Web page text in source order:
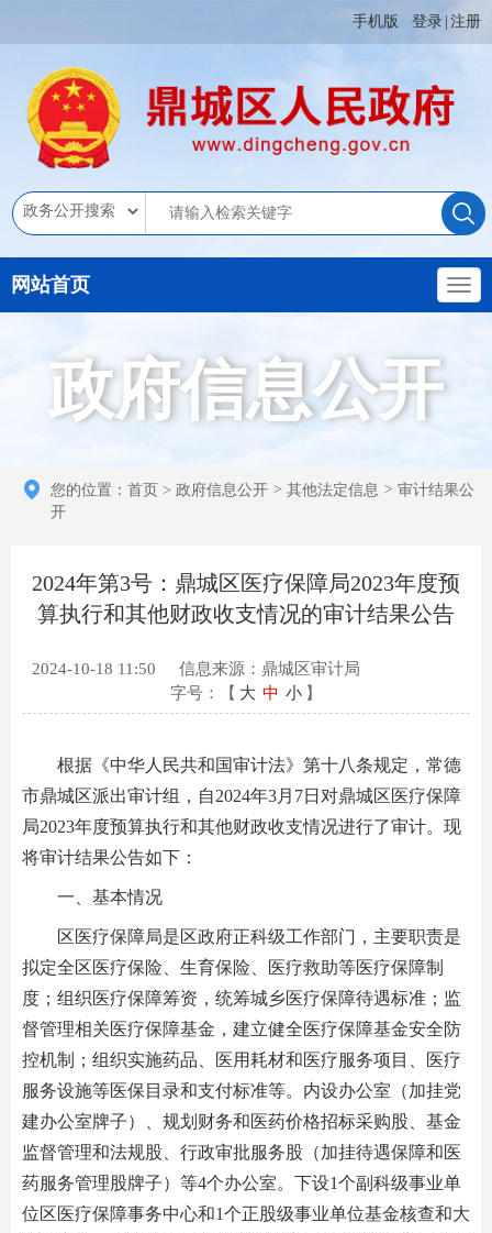
手机版 登录 注册
网站首页
政府信息公开
您的位置： 首页 > 政府信息公开 > 其他法定信息 > 审计结果公
开
2024年第3号：鼎城区医疗保障局2023年度预
算执行和其他财政收支情况的审计结果公告
2024-10-18 11:50
信息来源：鼎城区审计局
字号：【 大 中 小 】
根据《中华人民共和国审计法》第十八条规定，常德
市鼎城区派出审计组，自2024年3月7日对鼎城区医疗保障
局2023年度预算执行和其他财政收支情况进行了审计。现
将审计结果公告如下：
一、基本情况
区医疗保障局是区政府正科级工作部门，主要职责是
拟定全区医疗保险、生育保险、医疗救助等医疗保障制
度；组织医疗保障筹资，统筹城乡医疗保障待遇标准；监
督管理相关医疗保障基金，建立健全医疗保障基金安全防
控机制；组织实施药品、医用耗材和医疗服务项目、医疗
服务设施等医保目录和支付标准等。内设办公室（加挂党
建办公室牌子）、规划财务和医药价格招标采购股、基金
监督管理和法规股、行政审批服务股（加挂待遇保障和医
药服务管理股牌子）等4个办公室。下设1个副科级事业单
位区医疗保障事务中心和1个正股级事业单位基金核查和大